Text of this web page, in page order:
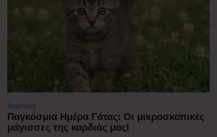
Δημοφιλή
Παγκόσμια Ημέρα Γάτας: Οι μικροσκοπικές
μάγισσες της καρδιάς μας!